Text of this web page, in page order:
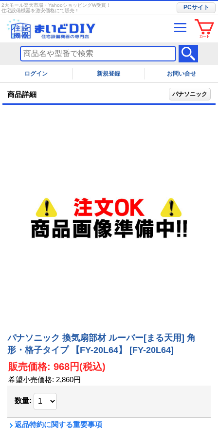
2大モール楽天市場・YahooショッピングW受賞！
住宅設備機器を激安価格にて販売！
PCサイト
ログイン お問い合せ
商品詳細 パナソニック
パナソニック 換気扇部材 ルーバー[まる天用] 角
形・格子タイプ 【FY-20L64】
[FY-20L64]
販売価格: 968円(税込)
希望小売価格: 2,860円
数量:
返品特約に関する重要事項